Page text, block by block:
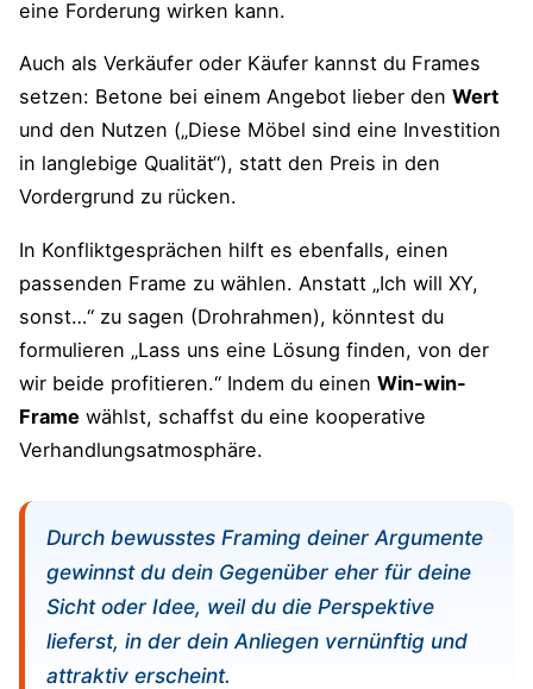
eine Forderung wirken kann​.
Auch als Verkäufer oder Käufer kannst du Frames
setzen: Betone bei einem Angebot lieber den Wert
und den Nutzen („Diese Möbel sind eine Investition
in langlebige Qualität“), statt den Preis in den
Vordergrund zu rücken.
In Konfliktgesprächen hilft es ebenfalls, einen
passenden Frame zu wählen. Anstatt „Ich will XY,
sonst…“ zu sagen (Drohrahmen), könntest du
formulieren „Lass uns eine Lösung finden, von der
wir beide profitieren.“ Indem du einen Win-win-
Frame wählst, schaffst du eine kooperative
Verhandlungsatmosphäre.
Durch bewusstes Framing deiner Argumente
gewinnst du dein Gegenüber eher für deine
Sicht oder Idee, weil du die Perspektive
lieferst, in der dein Anliegen vernünftig und
attraktiv erscheint.